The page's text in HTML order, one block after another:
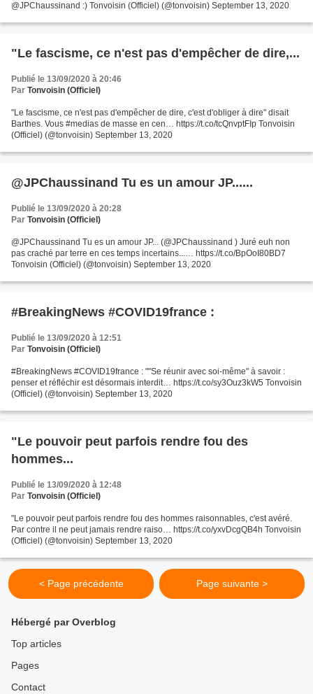
@JPChaussinand :) Tonvoisin (Officiel) (@tonvoisin) September 13, 2020
"Le fascisme, ce n'est pas d'empêcher de dire,...
Publié le 13/09/2020 à 20:46
Par Tonvoisin (Officiel)
"Le fascisme, ce n'est pas d'empêcher de dire, c'est d'obliger à dire" disait
Barthes. Vous #medias de masse en cen… https://t.co/tcQnvptFIp Tonvoisin
(Officiel) (@tonvoisin) September 13, 2020
@JPChaussinand Tu es un amour JP......
Publié le 13/09/2020 à 20:28
Par Tonvoisin (Officiel)
@JPChaussinand Tu es un amour JP... (@JPChaussinand ) Juré euh non
pas craché par terre en ces temps incertains...… https://t.co/BpOoI80BD7
Tonvoisin (Officiel) (@tonvoisin) September 13, 2020
#BreakingNews #COVID19france :
Publié le 13/09/2020 à 12:51
Par Tonvoisin (Officiel)
#BreakingNews #COVID19france : ""Se réunir avec soi-même" à savoir :
penser et réfléchir est désormais interdit… https://t.co/sy3Ouz3kW5 Tonvoisin
(Officiel) (@tonvoisin) September 13, 2020
"Le pouvoir peut parfois rendre fou des
hommes...
Publié le 13/09/2020 à 12:48
Par Tonvoisin (Officiel)
"Le pouvoir peut parfois rendre fou des hommes raisonnables, c'est avéré.
Par contre il ne peut jamais rendre raiso… https://t.co/yxvDcgQB4h Tonvoisin
(Officiel) (@tonvoisin) September 13, 2020
< Page précédente Page suivante >
Hébergé par Overblog
Top articles
Pages
Contact